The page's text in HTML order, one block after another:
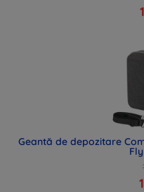
Geantă de depozitare